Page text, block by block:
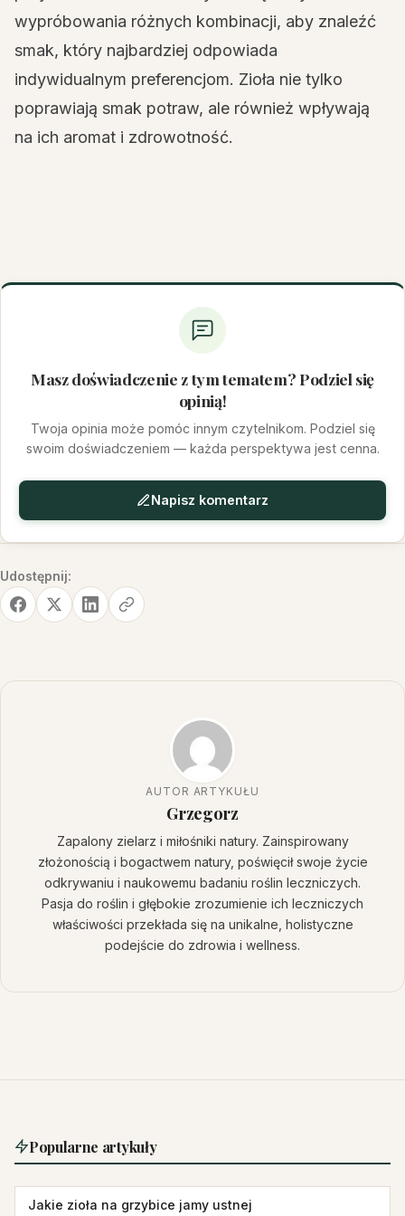
wypróbowania różnych kombinacji, aby znaleźć
smak, który najbardziej odpowiada
indywidualnym preferencjom. Zioła nie tylko
poprawiają smak potraw, ale również wpływają
na ich aromat i zdrowotność.
Masz doświadczenie z tym tematem? Podziel się
opinią!
Twoja opinia może pomóc innym czytelnikom. Podziel się
swoim doświadczeniem — każda perspektywa jest cenna.
Napisz komentarz
Udostępnij:
AUTOR ARTYKUŁU
Grzegorz
Zapalony zielarz i miłośniki natury. Zainspirowany
złożonością i bogactwem natury, poświęcił swoje życie
odkrywaniu i naukowemu badaniu roślin leczniczych.
Pasja do roślin i głębokie zrozumienie ich leczniczych
właściwości przekłada się na unikalne, holistyczne
podejście do zdrowia i wellness.
Popularne artykuły
Jakie zioła na grzybice jamy ustnej